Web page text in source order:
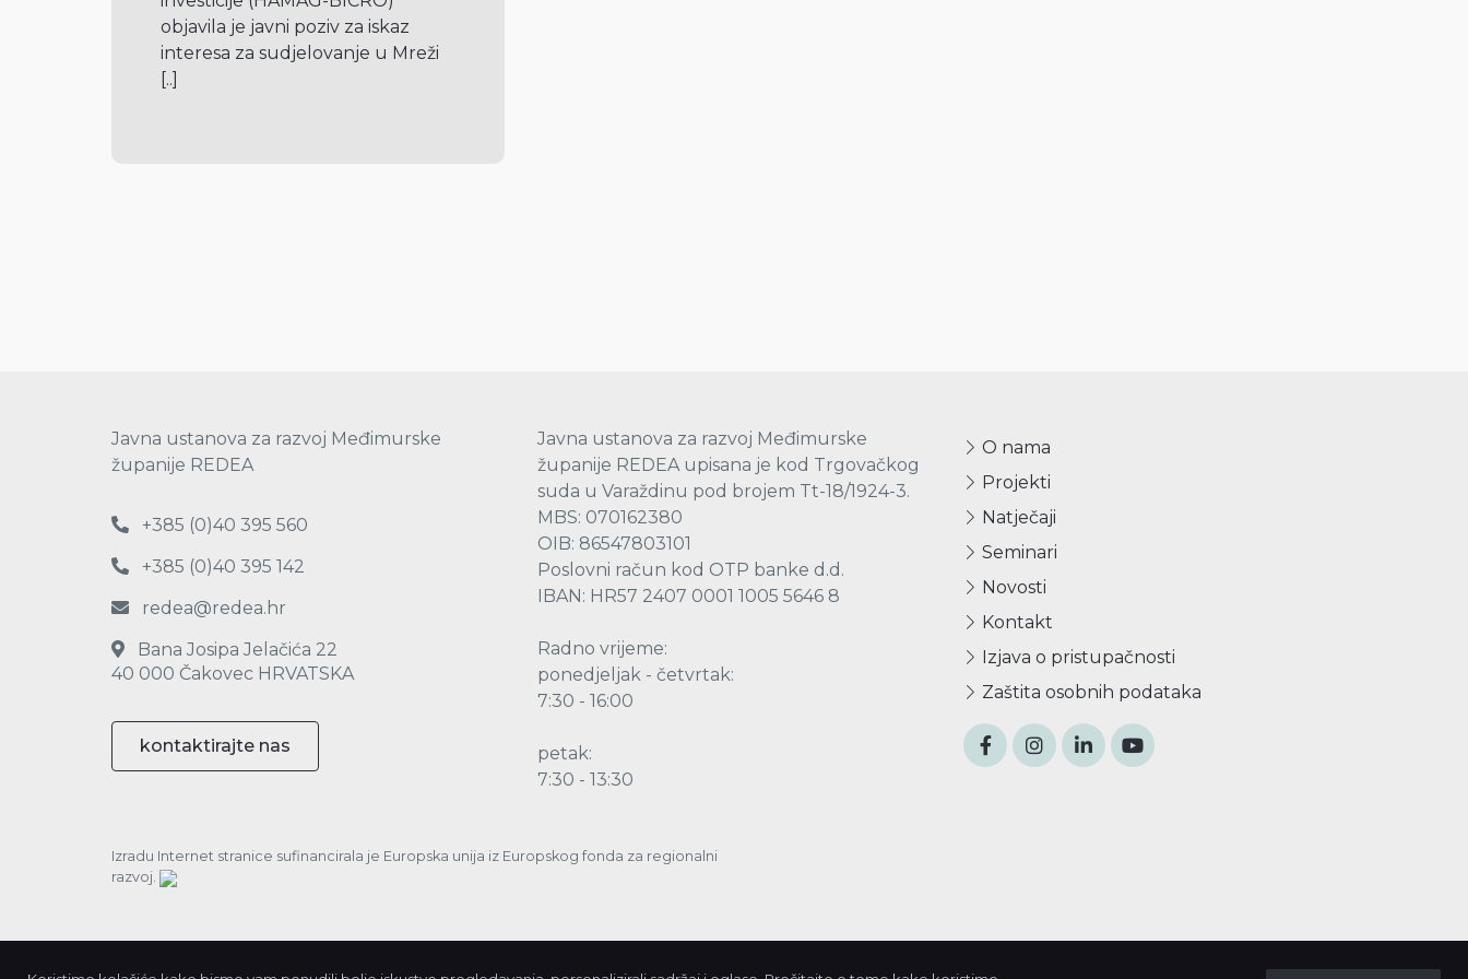
objavila je javni poziv za iskaz
[..]
Javna ustanova za razvoj Međimurske
županije REDEA
+385 (0)40 395 560
+385 (0)40 395 142
redea@redea.hr
Bana Josipa Jelačića 22
40 000 Čakovec HRVATSKA
kontaktirajte nas
Javna ustanova za razvoj Međimurske
županije REDEA upisana je kod Trgovačkog
suda u Varaždinu pod brojem Tt-18/1924-3.
MBS: 070162380
OIB: 86547803101
Poslovni račun kod OTP banke d.d.
IBAN: HR57 2407 0001 1005 5646 8
Radno vrijeme:
ponedjeljak - četvrtak:
7:30 - 16:00
petak:
7:30 - 13:30
O nama
Projekti
Natječaji
Seminari
Novosti
Kontakt
Izjava o pristupačnosti
Zaštita osobnih podataka
Izradu Internet stranice sufinancirala je Europska unija iz Europskog fonda za regionalni
razvoj.